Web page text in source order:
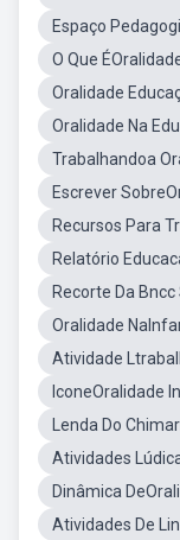
Espaço
O Que
Oralidade
Oralidade Na
Trabalhandoa
Escrever
Recursos Para
Relatório
Recorte Da
Oralidade
Atividade
IconeOralidade
Lenda Do
Atividades
Dinâmica
Atividades De